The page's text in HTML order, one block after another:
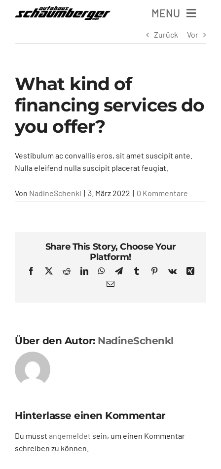
Inhalt
MENU
Über uns
KFZ-Service
Kontakt
Zurück Vor
What kind of
financing services do
you offer?
Vestibulum ac convallis eros, sit amet suscipit ante.
Nulla eleifend nulla suscipit placerat feugiat.
Von NadineSchenkl | 3. März 2022 | 0 Kommentare
Share This Story, Choose Your
Platform!
Facebook
X RedditLinkedInWhatsApp
TelegramTumblrPinterest
Vk
Xing
E-
Über den Autor: NadineSchenkl
Hinterlasse einen Kommentar
Du musst angemeldet sein, um einen Kommentar
schreiben zu können.